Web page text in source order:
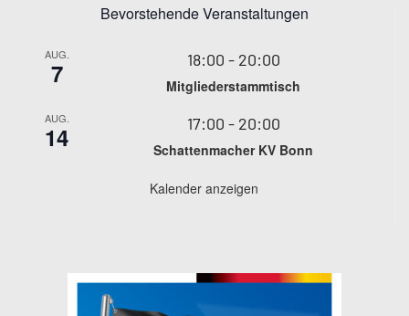
Bevorstehende Veranstaltungen
AUG.
7 18:00 - 20:00
Mitgliederstammtisch
AUG.
14 17:00 - 20:00
Schattenmacher KV Bonn
Kalender anzeigen